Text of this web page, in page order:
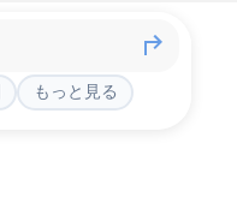
もっと見る